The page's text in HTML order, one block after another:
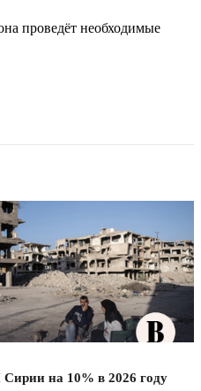
проведёт необходимые
на 10% в 2026 году